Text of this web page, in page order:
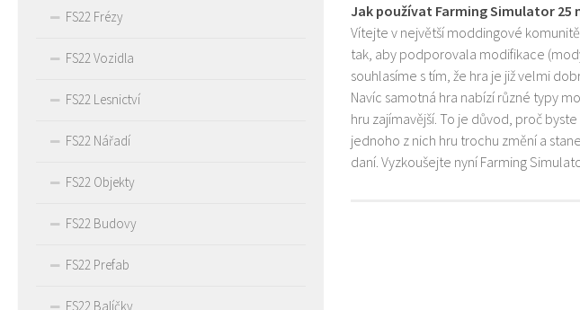
Jak používat Farming Simulator 25
Vítejte v největší moddingové
tak, aby podporovala modifikace
souhlasíme s tím, že hra je již velmi
Navíc samotná hra nabízí různé typy
hru zajímavější. To je důvod, proč
jednoho z nich hru trochu změní a
daní. Vyzkoušejte nyní Farming
FS22 Frézy
FS22 Vozidla
FS22 Lesnictví
FS22 Nářadí
FS22 Objekty
FS22 Budovy
FS22 Prefab
FS22 Balíčky